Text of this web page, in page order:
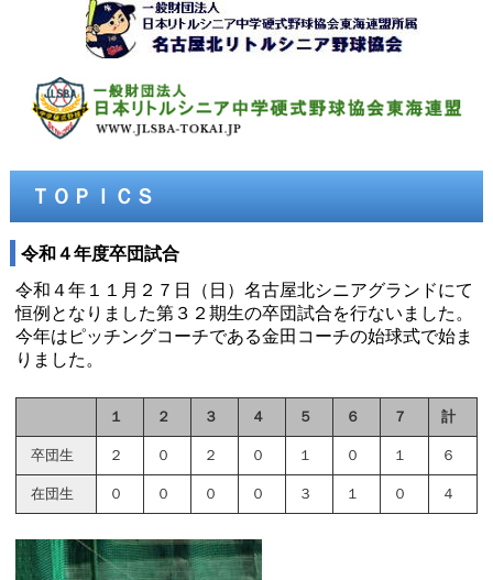
ＴＯＰＩＣＳ
令和４年度卒団試合
令和４年１１月２７日（日）名古屋北シニアグランドにて
恒例となりました第３２期生の卒団試合を行ないました。
今年はピッチングコーチである金田コーチの始球式で始ま
りました。
１ ２ ３ ４ ５ ６ ７ 計
卒団生 ２ ０ ２ ０ １ ０ １ ６
在団生 ０ ０ ０ ０ ３ １ ０ ４